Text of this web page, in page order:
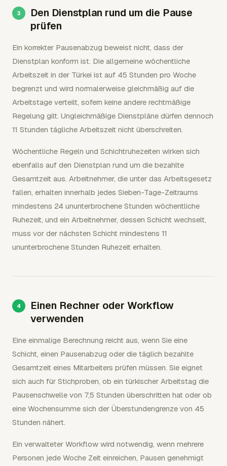
Den Dienstplan rund um die Pause
prüfen
Ein korrekter Pausenabzug beweist nicht, dass der
Dienstplan konform ist. Die allgemeine wöchentliche
Arbeitszeit in der Türkei ist auf 45 Stunden pro Woche
begrenzt und wird normalerweise gleichmäßig auf die
Arbeitstage verteilt, sofern keine andere rechtmäßige
Regelung gilt. Ungleichmäßige Dienstpläne dürfen dennoch
11 Stunden tägliche Arbeitszeit nicht überschreiten.
Wöchentliche Regeln und Schichtruhezeiten wirken sich
ebenfalls auf den Dienstplan rund um die bezahlte
Gesamtzeit aus. Arbeitnehmer, die unter das Arbeitsgesetz
fallen, erhalten innerhalb jedes Sieben-Tage-Zeitraums
mindestens 24 ununterbrochene Stunden wöchentliche
Ruhezeit, und ein Arbeitnehmer, dessen Schicht wechselt,
muss vor der nächsten Schicht mindestens 11
ununterbrochene Stunden Ruhezeit erhalten.
Einen Rechner oder Workflow
verwenden
Eine einmalige Berechnung reicht aus, wenn Sie eine
Schicht, einen Pausenabzug oder die täglich bezahlte
Gesamtzeit eines Mitarbeiters prüfen müssen. Sie eignet
sich auch für Stichproben, ob ein türkischer Arbeitstag die
Pausenschwelle von 7,5 Stunden überschritten hat oder ob
eine Wochensumme sich der Überstundengrenze von 45
Stunden nähert.
Ein verwalteter Workflow wird notwendig, wenn mehrere
Personen jede Woche Zeit einreichen, Pausen genehmigt